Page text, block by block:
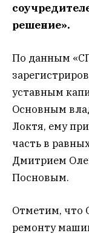
решение».
По данным
уставным
Основным
Локтя, ему
часть в
Дмитрием
Посновым.
Отметим, что
ремонту